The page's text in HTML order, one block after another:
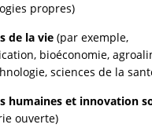
propres)
de la vie(par exemple,
bioéconomie,
sciences de la
humaines et innovation
ouverte)